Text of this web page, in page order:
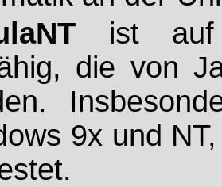
ist auf
die von
9x und